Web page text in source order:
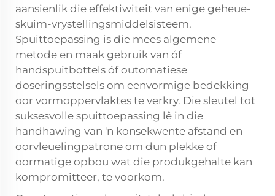
aansienlik die effektiwiteit van enige geheue-
skuim-vrystellingsmiddelsisteem.
Spuittoepassing is die mees algemene
metode en maak gebruik van óf
handspuitbottels óf outomatiese
doseringsstelsels om eenvormige bedekking
oor vormoppervlaktes te verkry. Die sleutel tot
suksesvolle spuittoepassing lê in die
handhawing van 'n konsekwente afstand en
oorvleuelingpatrone om dun plekke of
oormatige opbou wat die produkgehalte kan
kompromitteer, te voorkom.